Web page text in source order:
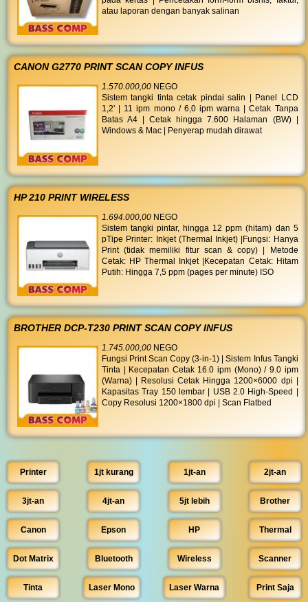
atau laporan dengan banyak salinan
CANON G2770 PRINT SCAN COPY INFUS
1.570.000,00 NEGO
Sistem tangki tinta cetak pindai salin | Panel LCD
1,2' | 11 ipm mono / 6,0 ipm warna | Cetak Tanpa
Batas A4 | Cetak hingga 7.600 Halaman (BW) |
Windows & Mac | Penyerap mudah dirawat
HP 210 PRINT WIRELESS
1.694.000,00 NEGO
Sistem tangki pintar, hingga 12 ppm (hitam) dan 5
pTipe Printer: Inkjet (Thermal Inkjet) |Fungsi: Hanya
Print (tidak memiliki fitur scan & copy) | Metode
Cetak: HP Thermal Inkjet |Kecepatan Cetak: Hitam
Putih: Hingga 7,5 ppm (pages per minute) ISO
BROTHER DCP-T230 PRINT SCAN COPY INFUS
1.745.000,00 NEGO
Fungsi Print Scan Copy (3-in-1) | Sistem Infus Tangki
Tinta | Kecepatan Cetak 16.0 ipm (Mono) / 9.0 ipm
(Warna) | Resolusi Cetak Hingga 1200×6000 dpi |
Kapasitas Tray 150 lembar | USB 2.0 High-Speed |
Copy Resolusi 1200×1800 dpi | Scan Flatbed
Printer 1jt kurang 1jt-an 2jt-an
3jt-an 4jt-an 5jt lebih Brother
Canon Epson HP Thermal
Dot Matrix Bluetooth Wireless Scanner
Tinta Laser Mono Laser Warna Print Saja